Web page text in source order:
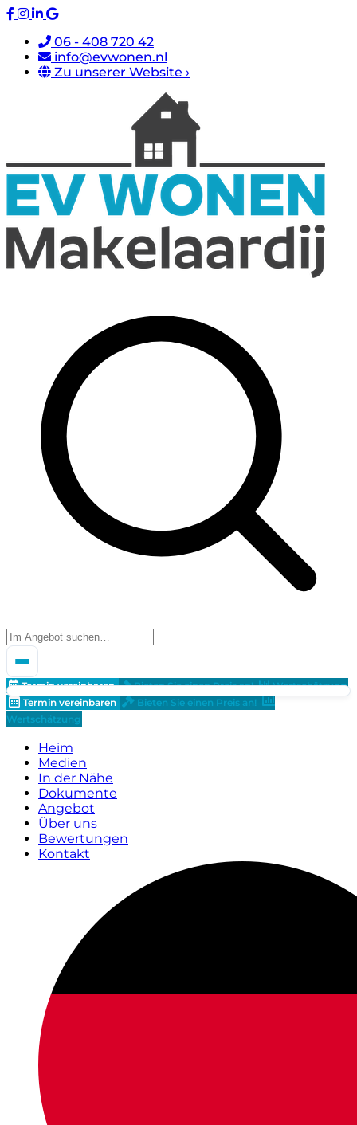
06 - 408 720 42
info@evwonen.nl
Zu unserer Website ›
Termin vereinbaren Bieten Sie einen Preis an!
Wertschätzung
Termin vereinbaren
Bieten Sie einen Preis an!
Wertschätzung
Heim
Medien
In der Nähe
Dokumente
Angebot
Über uns
Bewertungen
Kontakt